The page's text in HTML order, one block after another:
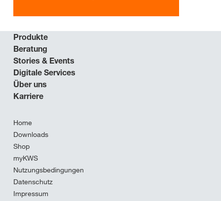
Produkte
Beratung
Stories & Events
Digitale Services
Über uns
Karriere
Home
Downloads
Shop
myKWS
Nutzungsbedingungen
Datenschutz
Impressum